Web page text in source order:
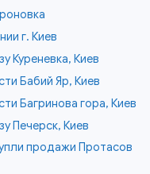
г. Киев
Куреневка, Киев
Бабий Яр, Киев
Багринова гора, Киев
Печерск, Киев
продажи Протасов